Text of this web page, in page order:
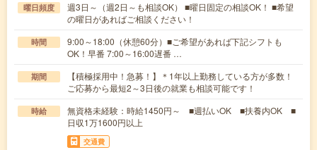
曜日頻度
週3日～（週2日～も相談OK） ■曜日固定の相談OK！ ■希望
の曜日があればご相談ください！
時間
9:00～18:00（休憩60分）■ご希望があれば下記シフトも
OK！早番 7:00～16:00遅番 …
期間
【積極採用中！急募！】＊1年以上勤務している方が多数！
ご応募から最短2～3日後の就業も相談可能です！
時給
無資格未経験：時給1450円～ ■週払いOK ■扶養内OK ■
日収1万1600円以上
交通費